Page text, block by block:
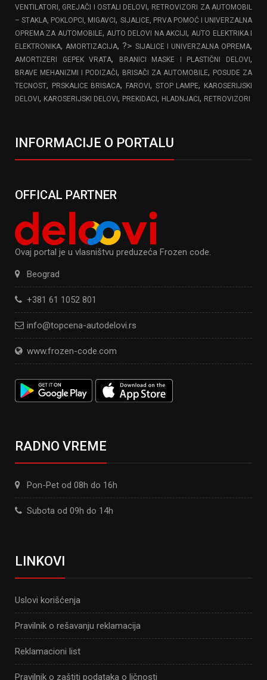
VENTILATORI, GREJAČI I OSTALI DELOVI, RETROVIZORI ZA AUTOMOBIL
– STAKLA, POKLOPCI, MIGAVCI, SIJALICE, PRVA POMOĆ I UNIVERZALNA
OPREMA ZA AUTOMOBILE, AUTO DELOVI NA AKCIJI, AUTO ELEKTRIKA I
ELEKTRONIKA, AMORTIZACIJA, ?> SIJALICE I UNIVERZALNA OPREMA,
AMORTIZERI GEPEK VRATA, BRANICI MASKE I PLASTIČNI DELOVI,
BRAVE MEHANIZMI I PODIZAČI, BRISAČI ZA AUTOMOBILE, POSUDE ZA
TECNOST, PRSKALICE BRISACA, FAROVI, STOP LAMPE, KAROSERIJSKI
DELOVI, KAROSERIJSKI DELOVI, PREKIDACI, HLADNJACI, RETROVIZORI
INFORMACIJE O PORTALU
OFFICAL PARTNER
Ovaj portal je u vlasništvu preduzeća Frozen code.
Beograd
+381 61 1052 801
info@topcena-autodelovi.rs
www.frozen-code.com
RADNO VREME
Pon-Pet od 08h do 16h
Subota od 09h do 14h
LINKOVI
Uslovi korišćenja
Pravilnik o rešavanju reklamacija
Reklamacioni list
Pravilnik o zaštiti podataka o ličnosti